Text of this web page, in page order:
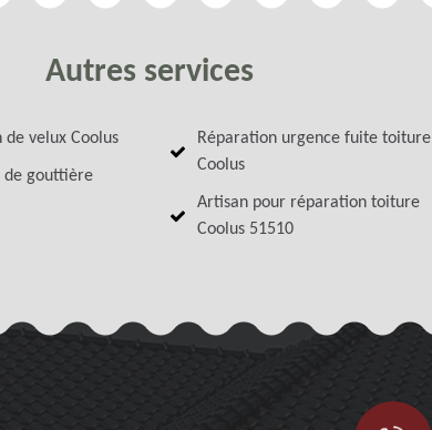
Autres services
de velux Coolus
de gouttière
Réparation urgence fuite toiture
Coolus
Artisan pour réparation toiture
Coolus 51510